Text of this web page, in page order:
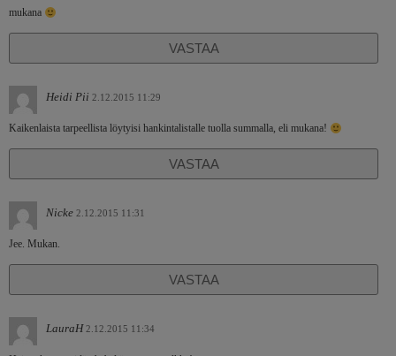
mukana
VASTAA
Heidi Pii 2.12.2015 11:29
Kaikenlaista tarpeellista löytyisi hankintalistalle tuolla summalla, eli mukana!
VASTAA
Nicke 2.12.2015 11:31
Jee. Mukan.
VASTAA
LauraH 2.12.2015 11:34